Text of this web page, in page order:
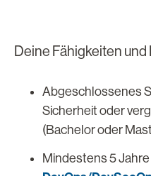
Deine Fähigkeiten
Abgeschlossenes
Sicherheit oder
(Bachelor oder
Mindestens 5